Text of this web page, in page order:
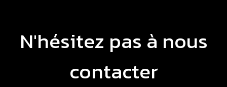
N'hésitez pas à nous
contacter